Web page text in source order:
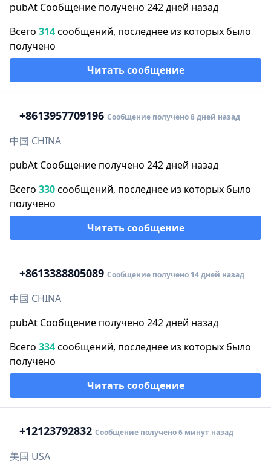
pubAt Сообщение получено 242 дней назад
Всего 314сообщений, последнее из которых было
получено
Читать сообщение
+8613957709196 Сообщение получено 8 дней назад
中国 CHINA
pubAt Сообщение получено 242 дней назад
Всего 330сообщений, последнее из которых было
получено
Читать сообщение
+8613388805089 Сообщение получено 14 дней назад
中国 CHINA
pubAt Сообщение получено 242 дней назад
Всего 334сообщений, последнее из которых было
получено
Читать сообщение
+12123792832 Сообщение получено 6 минут назад
美国 USA